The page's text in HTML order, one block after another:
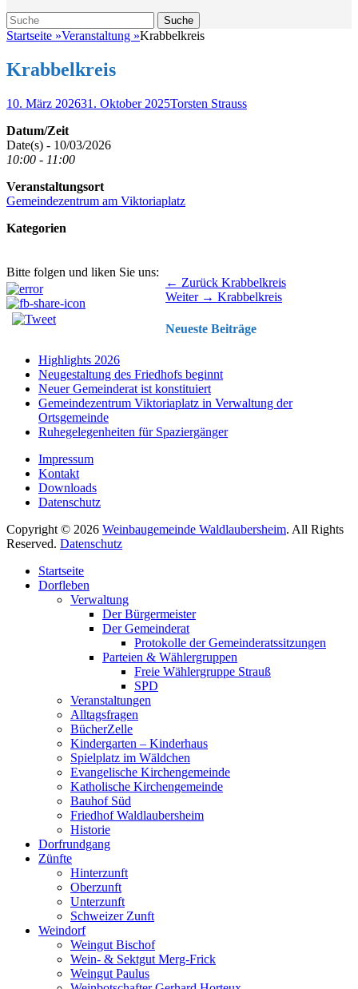
Suche
Suche
nach:
Startseite »Veranstaltung »Krabbelkreis
Krabbelkreis
Veröffentlicht
10. März 202631. Oktober 2025Autor
Torsten Strauss
Datum/Zeit
Date(s) - 10/03/2026
10:00 - 11:00
Veranstaltungsort
Gemeindezentrum am Viktoriaplatz
Kategorien
Bitte folgen und liken Sie uns:
Beitragsnavigation ← Zurück Vorhergehender
Beitrag:
Krabbelkreis
Weiter → Nächster
Krabbelkreis
Neueste Beiträge
Highlights 2026
Neugestaltung des Friedhofs beginnt
Neuer Gemeinderat ist konstituiert
Gemeindezentrum Viktoriaplatz in Verwaltung der
Ortsgemeinde
Ruhegelegenheiten für Spaziergänger
Impressum
Kontakt
Downloads
Datenschutz
Copyright © 2026 Weinbaugemeinde Waldlaubersheim. All Rights
Reserved. Datenschutz
oben
scrollen
Startseite
Dorfleben
Verwaltung
Der Bürgermeister
Der Gemeinderat
Protokolle der Gemeinderatssitzungen
Parteien & Wählergruppen
Freie Wählergruppe Strauß
SPD
Veranstaltungen
Alltagsfragen
BücherZelle
Kindergarten – Kinderhaus
Spielplatz im Wäldchen
Evangelische Kirchengemeinde
Katholische Kirchengemeinde
Bauhof Süd
Friedhof Waldlaubersheim
Historie
Dorfrundgang
Zünfte
Hinterzunft
Oberzunft
Unterzunft
Schweizer Zunft
Weindorf
Weingut Bischof
Wein- & Sektgut Merg-Frick
Weingut Paulus